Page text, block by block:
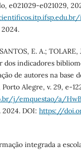
e021029-e021029,
2024.
E. A.;
dos indicadores
de autores na base
Porto Alegre, v. 29, e-
j/emquestao/a/
2024. DOI: https://
integrada a